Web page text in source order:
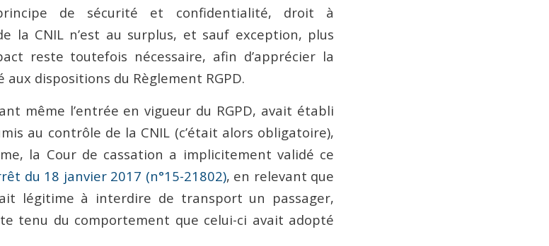
de sécurité et confidentialité, droit à
la CNIL n’est au surplus, et sauf exception, plus
reste toutefois nécessaire, afin d’apprécier la
dispositions du Règlement RGPD.
même l’entrée en vigueur du RGPD, avait établi
au contrôle de la CNIL (c’était alors obligatoire),
la Cour de cassation a implicitement validé ce
du 18 janvier 2017 (n°15-21802), en relevant que
légitime à interdire de transport un passager,
tenu du comportement que celui-ci avait adopté